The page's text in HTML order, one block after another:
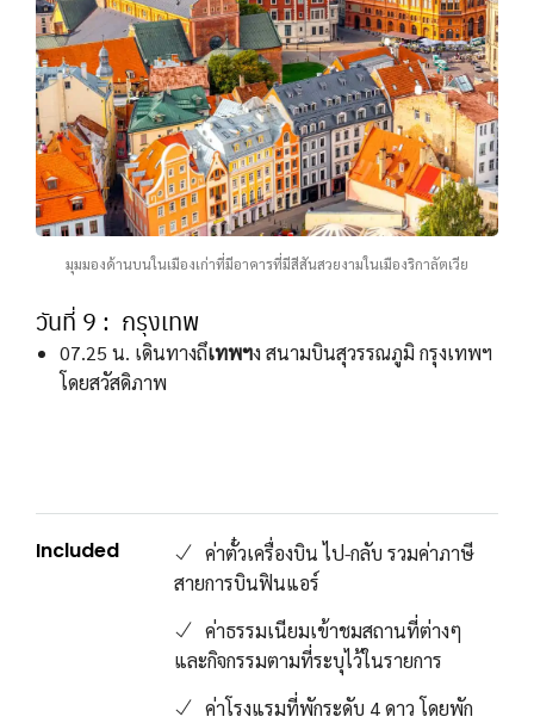
มุมมองด้านบนในเมืองเก่าที่มีอาคารที่มีสีสันสวยงามในเมืองริกาลัตเวีย
วันที่ 9 : กรุงเทพ
07.25 น. เดินทางถึเทพฯง สนามบินสุวรรณภูมิ กรุงเทพฯ
โดยสวัสดิภาพ
Included
ค่าตั๋วเครื่องบิน ไป-กลับ รวมค่าภาษี
สายการบินฟินแอร์
ค่าธรรมเนียมเข้าชมสถานที่ต่างๆ
และกิจกรรมตามที่ระบุไว้ในรายการ
ค่าโรงแรมที่พักระดับ 4 ดาว โดยพัก